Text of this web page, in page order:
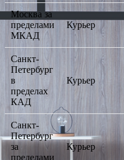
Москва за
пределами
МКАД
Курьер
Санкт-
Петербург
в
пределах
КАД
Курьер
Санкт-
Петербург
за
пределами
Курьер